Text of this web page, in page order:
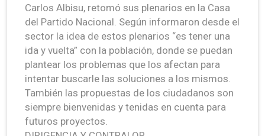
Carlos Albisu, retomó sus plenarios en la Casa
del Partido Nacional. Según informaron desde el
sector la idea de estos plenarios “es tener una
ida y vuelta” con la población, donde se puedan
plantear los problemas que los afectan para
intentar buscarle las soluciones a los mismos.
También las propuestas de los ciudadanos son
siempre bienvenidas y tenidas en cuenta para
futuros proyectos.